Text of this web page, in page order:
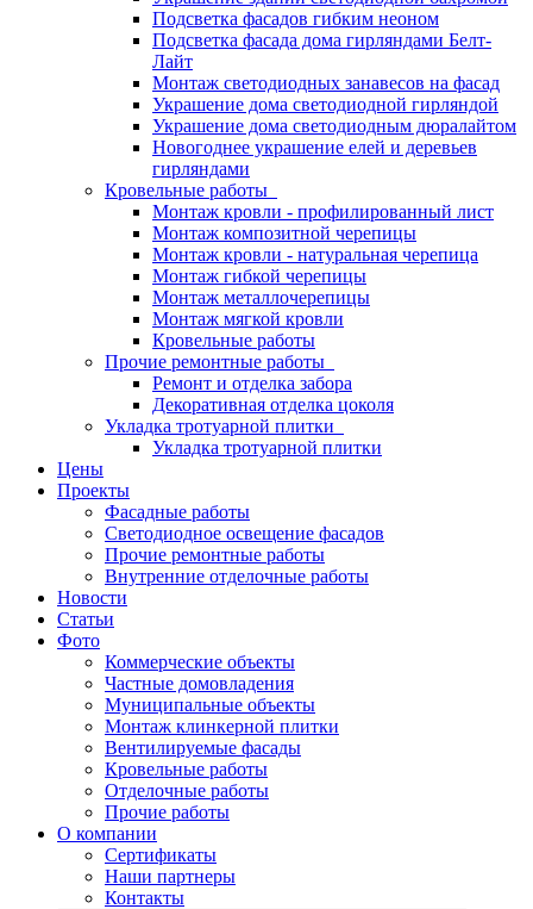
Подсветка фасадов гибким неоном
Подсветка фасада дома гирляндами Белт-
Лайт
Монтаж светодиодных занавесов на фасад
Украшение дома светодиодной гирляндой
Украшение дома светодиодным дюралайтом
Новогоднее украшение елей и деревьев
гирляндами
Кровельные работы
Монтаж кровли - профилированный лист
Монтаж композитной черепицы
Монтаж кровли - натуральная черепица
Монтаж гибкой черепицы
Монтаж металлочерепицы
Монтаж мягкой кровли
Кровельные работы
Прочие ремонтные работы
Ремонт и отделка забора
Декоративная отделка цоколя
Укладка тротуарной плитки
Укладка тротуарной плитки
Цены
Проекты
Фасадные работы
Светодиодное освещение фасадов
Прочие ремонтные работы
Внутренние отделочные работы
Новости
Статьи
Фото
Коммерческие объекты
Частные домовладения
Муниципальные объекты
Монтаж клинкерной плитки
Вентилируемые фасады
Кровельные работы
Отделочные работы
Прочие работы
О компании
Сертификаты
Наши партнеры
Контакты